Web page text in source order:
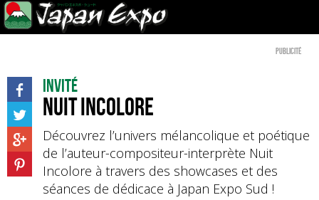
Publicité
Invité
Nuit Incolore
Découvrez l’univers mélancolique et poétique
de l’auteur-compositeur-interprète Nuit
Incolore à travers des showcases et des
séances de dédicace à Japan Expo Sud !